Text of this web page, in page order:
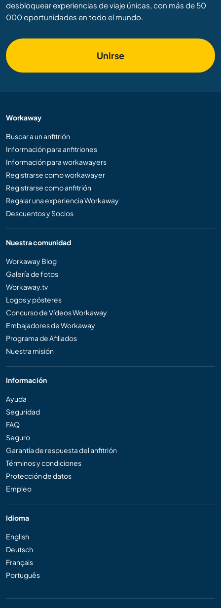
desbloquear experiencias de viaje únicas, con más de 50
000 oportunidades en todo el mundo.
Unirse
Workaway
Buscar a un anfitrión
Información para anfitriones
Información para workawayers
Registrarse como workawayer
Registrarse como anfitrión
Regalar una experiencia Workaway
Descuentos y Socios
Nuestra comunidad
Workaway Blog
Galería de fotos
Workaway.tv
Logos y pósteres
Concurso de Vídeos Workaway
Embajadores de Workaway
Programa de Afiliados
Nuestra misión
Información
Ayuda
Seguridad
FAQ
Seguro
Garantía de respuesta del anfitrión
Términos y condiciones
Protección de datos
Empleo
Idioma
English
Deutsch
Français
Português